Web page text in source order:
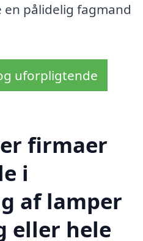
pålidelig fagmand
uforpligtende
firmaer
i
af lamper
eller hele